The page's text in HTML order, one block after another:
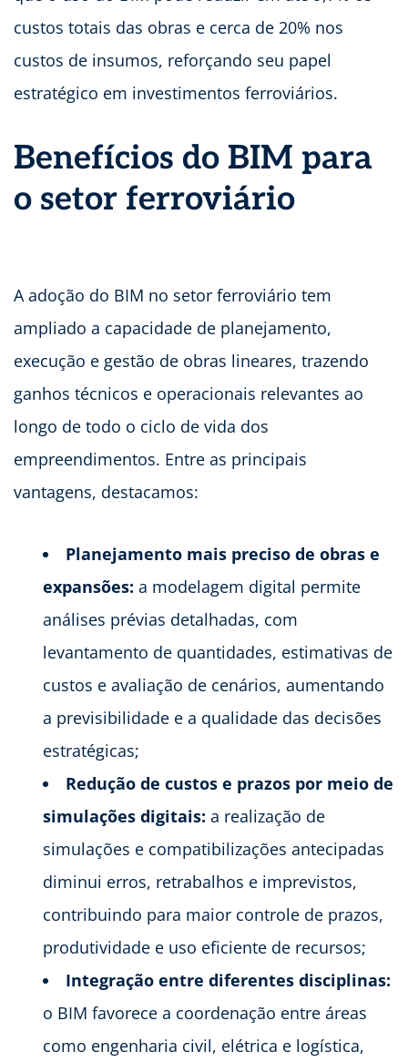
custos totais das obras e cerca de 20% nos
custos de insumos, reforçando seu papel
estratégico em investimentos ferroviários.
Benefícios do BIM para
o setor ferroviário
A adoção do BIM no setor ferroviário tem
ampliado a capacidade de planejamento,
execução e gestão de obras lineares, trazendo
ganhos técnicos e operacionais relevantes ao
longo de todo o ciclo de vida dos
empreendimentos. Entre as principais
vantagens, destacamos:
Planejamento mais preciso de obras e
expansões: a modelagem digital permite
análises prévias detalhadas, com
levantamento de quantidades, estimativas de
custos e avaliação de cenários, aumentando
a previsibilidade e a qualidade das decisões
estratégicas;
Redução de custos e prazos por meio de
simulações digitais: a realização de
simulações e compatibilizações antecipadas
diminui erros, retrabalhos e imprevistos,
contribuindo para maior controle de prazos,
produtividade e uso eficiente de recursos;
Integração entre diferentes disciplinas:
o BIM favorece a coordenação entre áreas
como engenharia civil, elétrica e logística,